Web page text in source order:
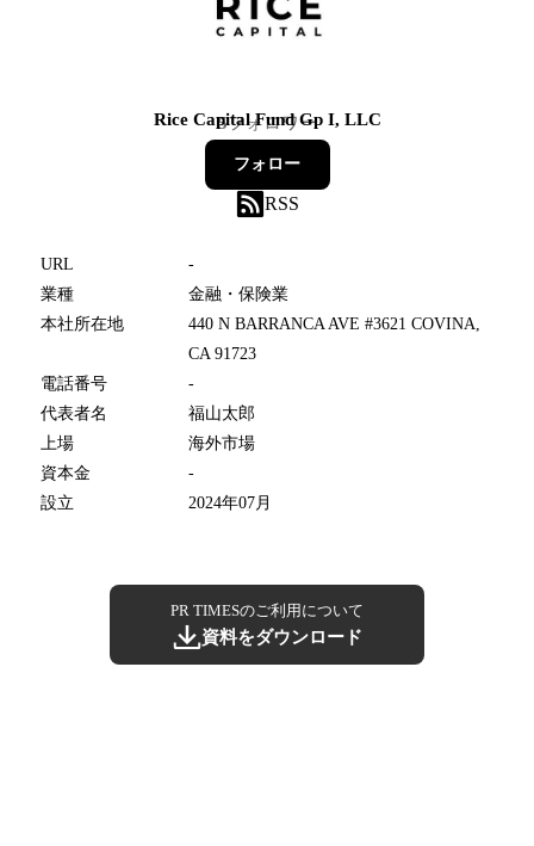
Rice Capital Fund Gp I, LLC
5フォロワー
フォロー
RSS
URL
-
業種
金融・保険業
本社所在地
440 N BARRANCA AVE #3621 COVINA,
CA 91723
電話番号
-
代表者名
福山太郎
上場
海外市場
資本金
-
設立
2024年07月
PR TIMESのご利用について
資料をダウンロード